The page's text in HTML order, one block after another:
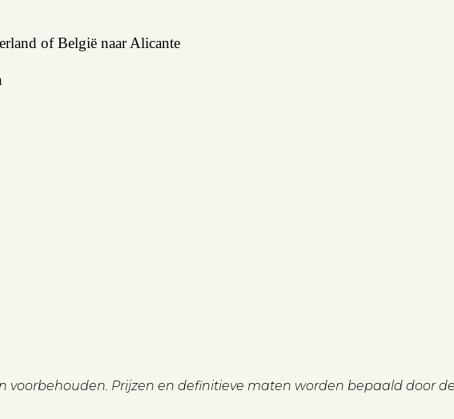
of België naar Alicante
voorbehouden. Prijzen en definitieve maten worden bepaald door